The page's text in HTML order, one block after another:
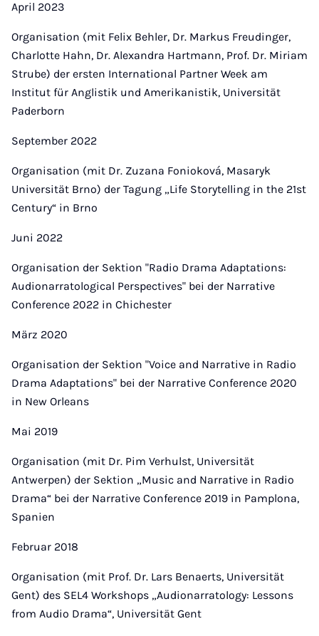
April 2023
Organisation (mit Felix Behler, Dr. Markus Freudinger,
Charlotte Hahn, Dr. Alexandra Hartmann, Prof. Dr. Miriam
Strube) der ersten International Partner Week am
Institut für Anglistik und Amerikanistik, Universität
Paderborn
September 2022
Organisation (mit Dr. Zuzana Fonioková, Masaryk
Universität Brno) der Tagung „Life Storytelling in the 21st
Century“ in Brno
Juni 2022
Organisation der Sektion "Radio Drama Adaptations:
Audionarratological Perspectives" bei der Narrative
Conference 2022 in Chichester
März 2020
Organisation der Sektion "Voice and Narrative in Radio
Drama Adaptations" bei der Narrative Conference 2020
in New Orleans
Mai 2019
Organisation (mit Dr. Pim Verhulst, Universität
Antwerpen) der Sektion „Music and Narrative in Radio
Drama“ bei der Narrative Conference 2019 in Pamplona,
Spanien
Februar 2018
Organisation (mit Prof. Dr. Lars Benaerts, Universität
Gent) des SEL4 Workshops „Audionarratology: Lessons
from Audio Drama“, Universität Gent